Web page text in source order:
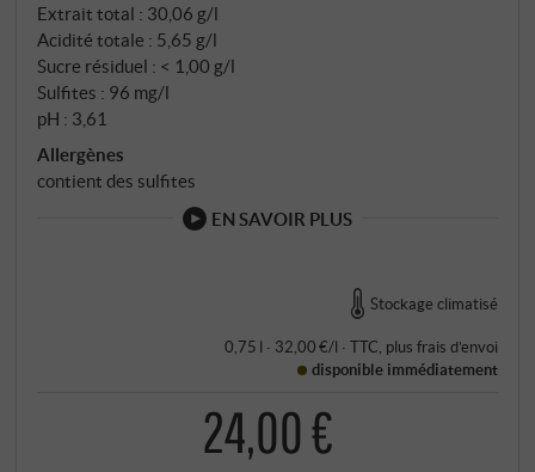
Extrait total : 30,06 g/l
Acidité totale : 5,65 g/l
Sucre résiduel : < 1,00 g/l
Sulfites : 96 mg/l
pH : 3,61
Allergènes
contient des sulfites
EN SAVOIR PLUS
Stockage climatisé
0,75 l · 32,00 €/l · TTC , plus frais d’envoi
disponible immédiatement
24,00 €